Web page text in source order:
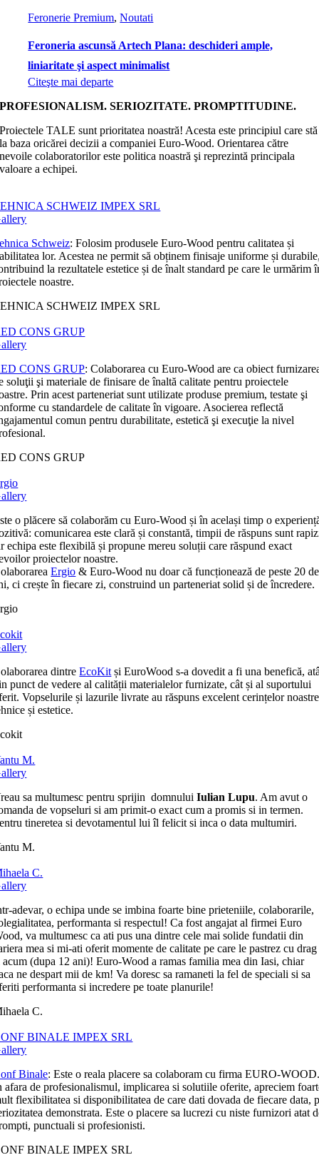
Feronerie Premium,Noutati
Feroneria ascunsă Artech Plana: deschideri ample,
liniaritate şi aspect minimalist
Citeşte mai departe
PROFESIONALISM. SERIOZITATE. PROMPTITUDINE.
Proiectele TALE sunt prioritatea noastră! Acesta este principiul care stă
la baza oricărei decizii a companiei Euro-Wood. Orientarea către
nevoile colaboratorilor este politica noastră şi reprezintă principala
valoare a echipei.
SCHWEIZ IMPEX SRL
Schweiz: Folosim produsele Euro-Wood pentru calitatea și
lor. Acestea ne permit să obținem finisaje uniforme și
la rezultatele estetice și de înalt standard pe care le urmărim
noastre.
SCHWEIZ IMPEX SRL
CONS GRUP
CONS GRUP: Colaborarea cu Euro-Wood are ca obiect
soluţii şi materiale de finisare de înaltă calitate pentru proiectele
Prin acest parteneriat sunt utilizate produse premium, testate şi
cu standardele de calitate în vigoare. Asocierea reflectă
comun pentru durabilitate, estetică şi execuţie la nivel
CONS GRUP
o plăcere să colaborăm cu Euro-Wood și în același timp o
comunicarea este clară și constantă, timpii de răspuns sunt
echipa este flexibilă și propune mereu soluții care răspund exact
proiectelor noastre.
Ergio & Euro-Wood nu doar că funcționează de peste 20 de
ci crește în fiecare zi, construind un parteneriat solid și de încredere.
dintreEcoKit și EuroWood s-a dovedit a fi una benefică,
punct de vedere al calității materialelor furnizate, cât și al suportului
Vopselurile și lazurile livrate au răspuns excelent cerințelor noastre
și estetice.
M.
sa multumesc pentru sprijin domnuluiIulian Lupu. Am avut o
de vopseluri si am primit-o exact cum a promis si in termen.
tineretea si devotamentul lui îl felicit si inca o data multumiri.
M.
C.
adevar, o echipa unde se imbina foarte bine prieteniile, colaborarile,
performanta si respectul! Ca fost angajat al firmei Euro
va multumesc ca ati pus una dintre cele mai solide fundatii din
mea si mi-ati oferit momente de calitate pe care le pastrez cu drag
acum (dupa 12 ani)! Euro-Wood a ramas familia mea din Iasi, chiar
ne despart mii de km! Va doresc sa ramaneti la fel de speciali si sa
performanta si incredere pe toate planurile!
C.
BINALE IMPEX SRL
Binale: Este o reala placere sa colaboram cu firma EURO-
afara de profesionalismul, implicarea si solutiile oferite, apreciem
flexibilitatea si disponibilitatea de care dati dovada de fiecare data,
demonstrata. Este o placere sa lucrezi cu niste furnizori atat
punctuali si profesionisti.
BINALE IMPEX SRL